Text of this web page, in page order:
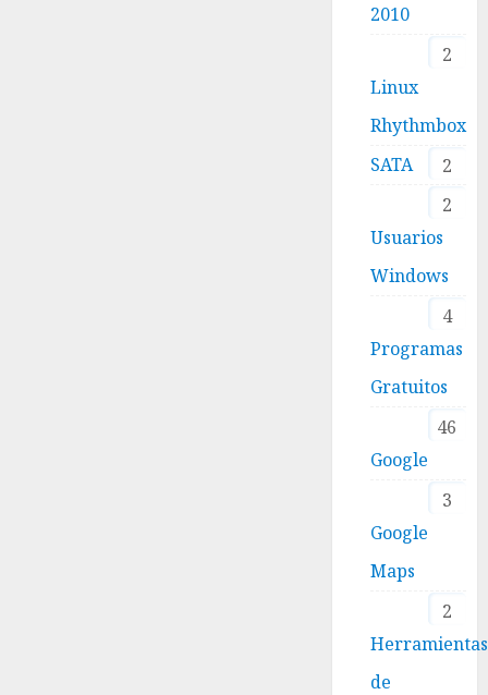
2010
2
Linux
Rhythmbox
2
SATA
2
Usuarios
Windows
4
Programas
Gratuitos
46
Google
3
Google
Maps
2
Herramientas
de